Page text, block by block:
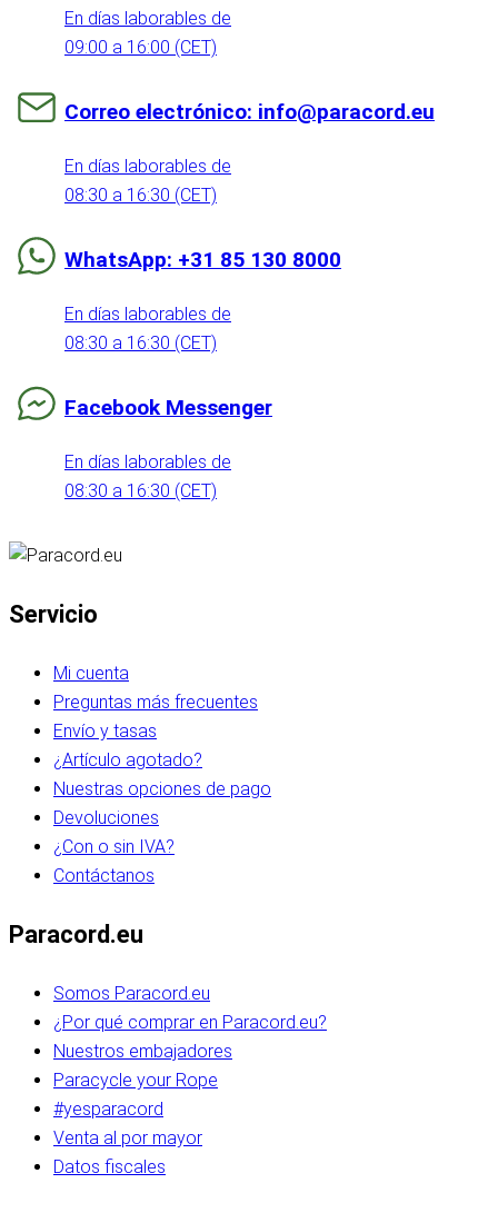
En días laborables de
09:00 a 16:00 (CET)
Correo electrónico: info@paracord.eu
En días laborables de
08:30 a 16:30 (CET)
WhatsApp: +31 85 130 8000
En días laborables de
08:30 a 16:30 (CET)
Facebook Messenger
En días laborables de
08:30 a 16:30 (CET)
Servicio
Mi cuenta
Preguntas más frecuentes
Envío y tasas
¿Artículo agotado?
Nuestras opciones de pago
Devoluciones
¿Con o sin IVA?
Contáctanos
Paracord.eu
Somos Paracord.eu
¿Por qué comprar en Paracord.eu?
Nuestros embajadores
Paracycle your Rope
#yesparacord
Venta al por mayor
Datos fiscales